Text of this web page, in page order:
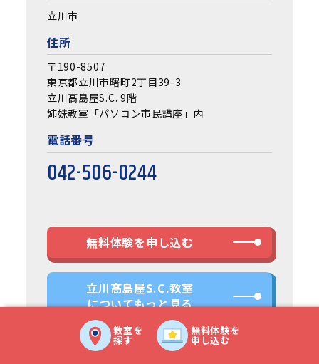
立川市
住所
〒190-8507
東京都立川市曙町2丁目39-3
立川髙島屋S.C. 9階
姉妹教室「パソコン市民講座」内
電話番号
042-506-0244
無料体験を申し込む
立川髙島屋S.C.教室
についてもっと見る
無料体験を
申し込む
教室を
探す